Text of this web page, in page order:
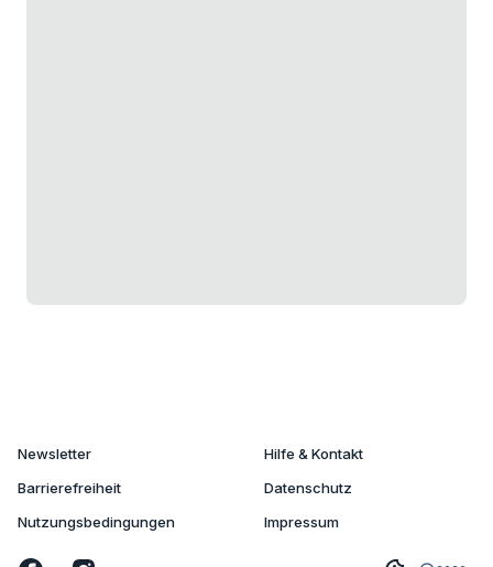
Newsletter
Hilfe & Kontakt
Barrierefreiheit
Datenschutz
Nutzungsbedingungen
Impressum